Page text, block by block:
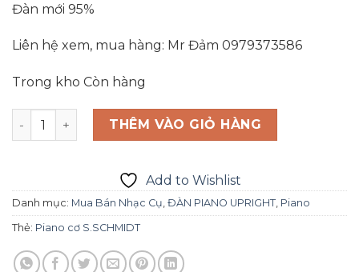
Đàn mới 95%
Liên hệ xem, mua hàng: Mr Đảm 0979373586
Trong kho Còn hàng
Piano cơ S.SCHMIDT số lượng
THÊM VÀO GIỎ HÀNG
Add to Wishlist
Danh mục: Mua Bán Nhạc Cụ ĐÀN PIANO UPRIGHT Piano
Thẻ: Piano cơ S.SCHMIDT